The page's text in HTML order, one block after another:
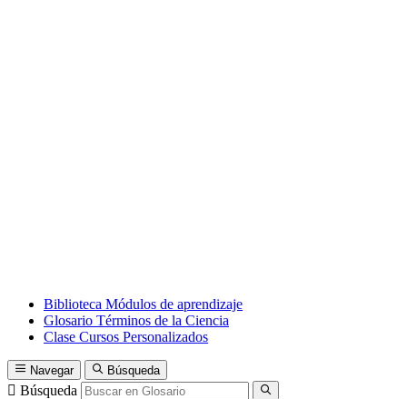
Biblioteca Módulos de aprendizaje
Glosario Términos de la Ciencia
Clase Cursos Personalizados
Navegar Búsqueda
Búsqueda